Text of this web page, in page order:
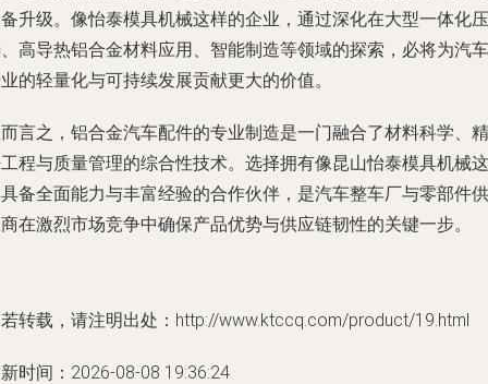
升级。像怡泰模具机械这样的企业，通过深化在大型一体化压
高导热铝合金材料应用、智能制造等领域的探索，必将为汽车
的轻量化与可持续发展贡献更大的价值。
言之，铝合金汽车配件的专业制造是一门融合了材料科学、精
程与质量管理的综合性技术。选择拥有像昆山怡泰模具机械这
备全面能力与丰富经验的合作伙伴，是汽车整车厂与零部件供
在激烈市场竞争中确保产品优势与供应链韧性的关键一步。
转载，请注明出处：http://www.ktccq.com/product/19.html
时间：2026-08-08 19:36:24